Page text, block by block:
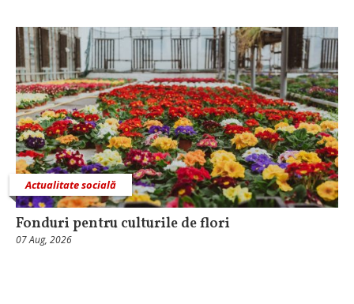
Actualitate socială
Fonduri pentru culturile de flori
07 Aug, 2026